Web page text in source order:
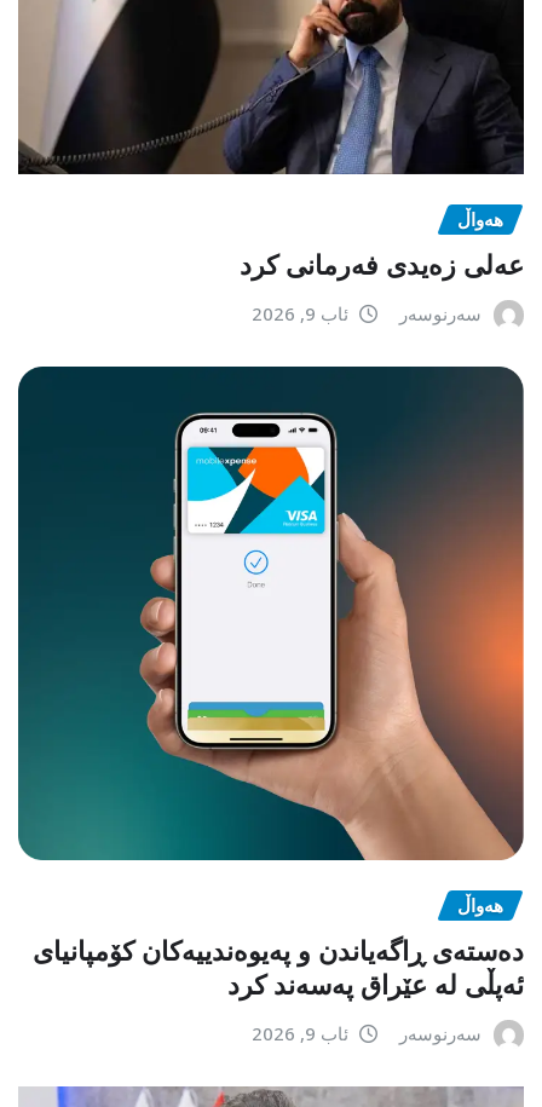
هەواڵ
عەلی زەیدی فەرمانی کرد
سەرنوسەر ئاب 9, 2026
هەواڵ
دەستەی ڕاگەیاندن و پەیوەندییەکان کۆمپانیای
ئەپڵی لە عێراق پەسەند کرد
سەرنوسەر ئاب 9, 2026